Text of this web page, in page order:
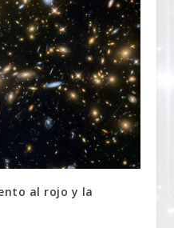
al rojo y la